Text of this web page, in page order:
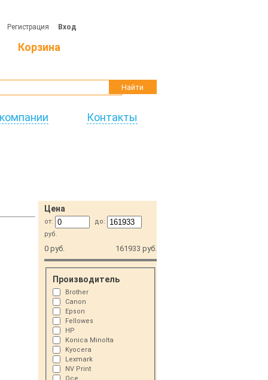
Регистрация Вход
Корзина
Найти
Контакты
Цена
от:
до:
руб.
161933 руб.
0 руб.
Производитель
Brother
Canon
Epson
Fellowes
HP
Konica Minolta
Kyocera
Lexmark
NV Print
Oce